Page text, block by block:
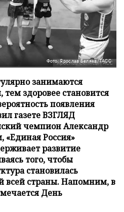
Фото: Ярослав Беляев/ТАСС
занимаются
здоровее становится
появления
газете ВЗГЛЯД
чемпион Александр
«Единая Россия»
развитие
того, чтобы
становилась
всей страны. Напомним, в
День